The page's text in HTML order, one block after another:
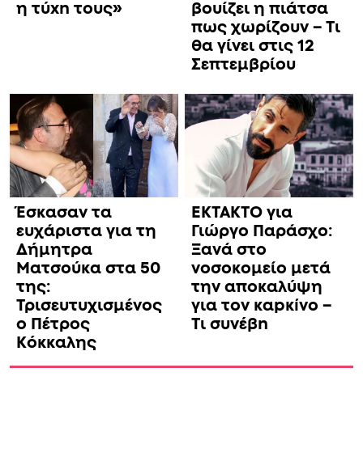
η τύxn τους»
βουίζει η πιάτσα
πως χωρίζουν – Τι
θα γίνει στις 12
Σεπτεμβρίου
Έσκασαν τα
ευχάριστα για τη
Δήμητρα
Ματσούκα στα 50
της:
Τρισευτυχισμένος
ο Πέτρος
Κόκκαλης
ΕΚΤΑΚΤΟ για
Γιώργο Παράσχο:
Ξανά στο
νοσοκομείο μετά
την αποκαλύψη
για τον καpκíνο –
Τι συνέβn